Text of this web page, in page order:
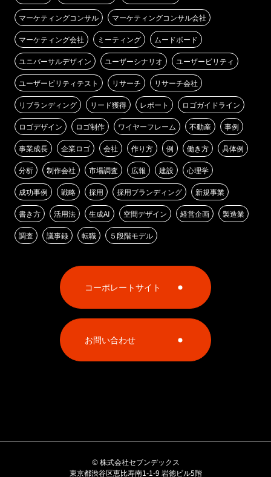
マーケティングコンサル マーケティングコンサル会社
マーケティング会社 ミーティング ムードボード
ユニバーサルデザイン ユーザーシナリオ ユーザービリティ
ユーザービリティテスト リサーチ リサーチ会社
リブランディング リード獲得 レポート ロゴガイドライン
ロゴデザイン ロゴ制作 ワイヤーフレーム 不動産 事例
事業成長 企業ロゴ 会社 作り方 例 働き方 具体例
分析 制作会社 市場調査 広報 建設 心理学
成功事例 戦略 採用 採用ブランディング 新規事業
書き方 活用法 生成AI 空間デザイン 経営企画 製造業
調査 議事録 転職 ５段階モデル
コーポレートサイト
お問い合わせ
©株式会社セブンデックス
東京都渋谷区恵比寿南1-1-9 岩徳ビル5階